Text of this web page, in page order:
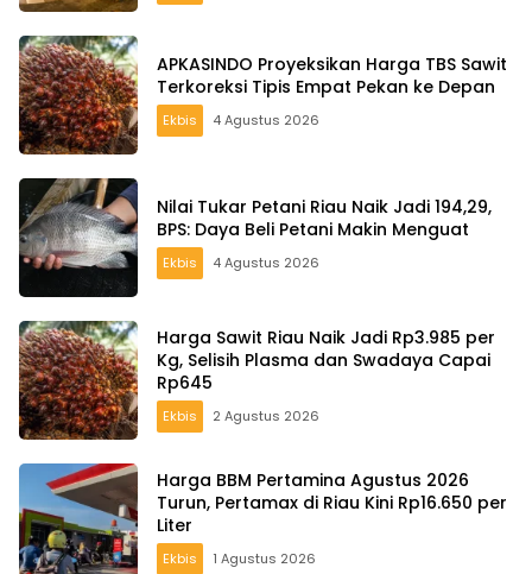
APKASINDO Proyeksikan Harga TBS Sawit
Terkoreksi Tipis Empat Pekan ke Depan
Ekbis 4 Agustus 2026
Nilai Tukar Petani Riau Naik Jadi 194,29,
BPS: Daya Beli Petani Makin Menguat
Ekbis 4 Agustus 2026
Harga Sawit Riau Naik Jadi Rp3.985 per
Kg, Selisih Plasma dan Swadaya Capai
Rp645
Ekbis 2 Agustus 2026
Harga BBM Pertamina Agustus 2026
Turun, Pertamax di Riau Kini Rp16.650 per
Liter
Ekbis 1 Agustus 2026